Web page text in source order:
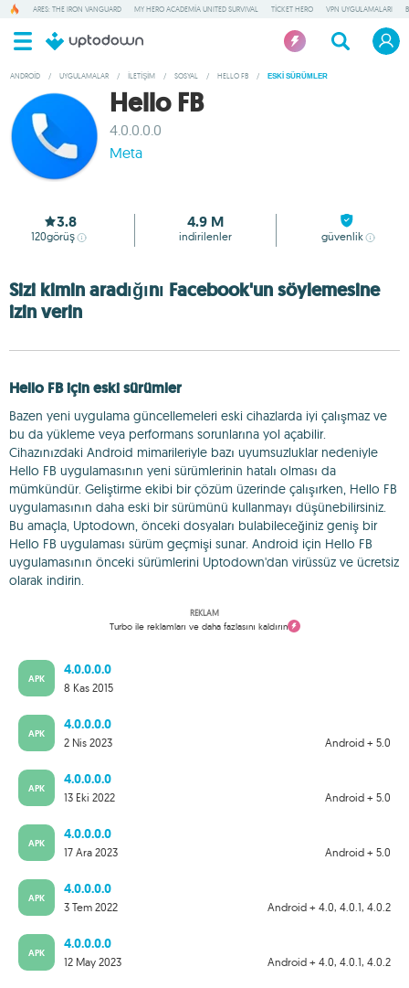
ARES: THE IRON VANGUARD MY HERO ACADEMIA UNITED SURVIVAL TICKET HERO VPN UYGULAMALARI
ANDROID / UYGULAMALAR / İLETIŞIM / SOSYAL / HELLO FB / ESKI SÜRÜMLER
Hello FB
4.0.0.0.0
Meta
3.8
120görüş
4.9 M
indirilenler güvenlik
Sizi kimin aradığını Facebook'un söylemesine
izin verin
Hello FB için eski sürümler
Bazen yeni uygulama güncellemeleri eski cihazlarda iyi çalışmaz ve
bu da yükleme veya performans sorunlarına yol açabilir.
Cihazınızdaki Android mimarileriyle bazı uyumsuzluklar nedeniyle
Hello FB uygulamasının yeni sürümlerinin hatalı olması da
mümkündür. Geliştirme ekibi bir çözüm üzerinde çalışırken, Hello FB
uygulamasının daha eski bir sürümünü kullanmayı düşünebilirsiniz.
Bu amaçla, Uptodown, önceki dosyaları bulabileceğiniz geniş bir
Hello FB uygulaması sürüm geçmişi sunar. Android için Hello FB
uygulamasının önceki sürümlerini Uptodown'dan virüssüz ve ücretsiz
olarak indirin.
REKLAM
Turbo ile reklamları ve daha fazlasını kaldırın
APK
4.0.0.0.0
8 Kas 2015
APK
4.0.0.0.0
Android + 5.0
2 Nis 2023
APK
4.0.0.0.0
Android + 5.0
13 Eki 2022
APK
4.0.0.0.0
Android + 5.0
17 Ara 2023
APK
4.0.0.0.0
Android + 4.0, 4.0.1, 4.0.2
3 Tem 2022
APK
4.0.0.0.0
Android + 4.0, 4.0.1, 4.0.2
12 May 2023